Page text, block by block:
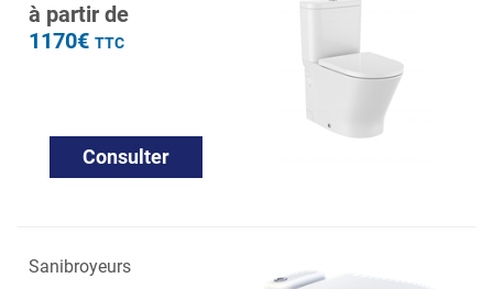
à partir de
1170€ TTC
Consulter
Sanibroyeurs